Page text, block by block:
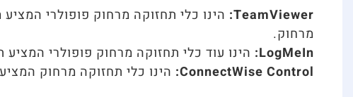
TeamViewer: הינו כלי תחזוקה מרחוק פופולרי
מרחוק.
LogMeIn: הינו עוד כלי תחזוקה מרחוק פופולרי
ConnectWise Control: הינו כלי תחזוקה מרחוק